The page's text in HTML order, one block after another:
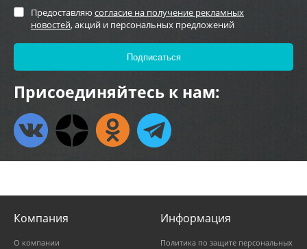
Предоставляю согласие на получение рекламных
новостей, акций и персональных предложений
Присоединяйтесь к нам:
Компания
О компании
Информация
Политика по защите персональных